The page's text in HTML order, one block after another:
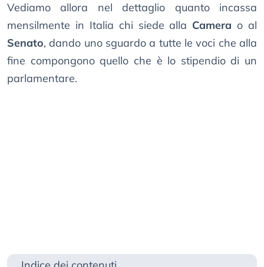
Vediamo allora nel dettaglio quanto incassa
mensilmente in Italia chi siede alla Camera o al
Senato, dando uno sguardo a tutte le voci che alla
fine compongono quello che è lo stipendio di un
parlamentare.